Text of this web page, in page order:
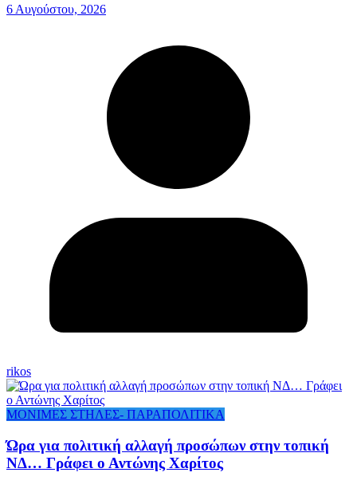
6 Αυγούστου, 2026
rikos
ΜΟΝΙΜΕΣ ΣΤΗΛΕΣ- ΠΑΡΑΠΟΛΙΤΙΚΑ
Ώρα για πολιτική αλλαγή προσώπων στην τοπική
ΝΔ… Γράφει ο Αντώνης Χαρίτος